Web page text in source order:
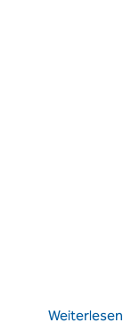
Weiterlesen